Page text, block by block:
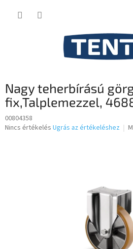
Nagy teherbírású
fix,Talplemezzel,
00804358
A
Nincs értékelés Ugrás az értékeléshez